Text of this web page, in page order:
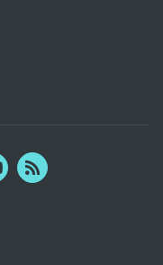
YouTubeRSS